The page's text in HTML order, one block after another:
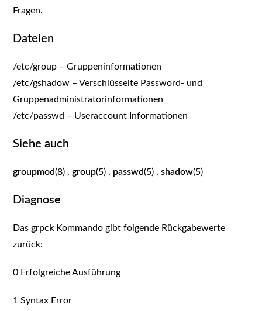
Fragen.
Dateien
/etc/group – Gruppeninformationen
/etc/gshadow – Verschlüsselte Password- und
Gruppenadministratorinformationen
/etc/passwd – Useraccount Informationen
Siehe auch
groupmod(8) ,group(5) , passwd(5) ,shadow(5)
Diagnose
Dasgrpck Kommando gibt folgende Rückgabewerte
zurück:
0 Erfolgreiche Ausführung
1 Syntax Error